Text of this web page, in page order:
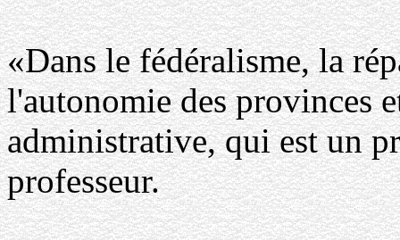
«Dans le fédéralisme, la
l'autonomie des provinces
administrative, qui est un
professeur.